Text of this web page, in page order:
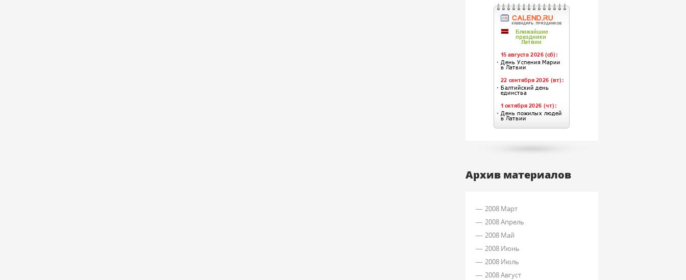
Архив материалов
2008 Март
2008 Апрель
2008 Май
2008 Июнь
2008 Июль
2008 Август